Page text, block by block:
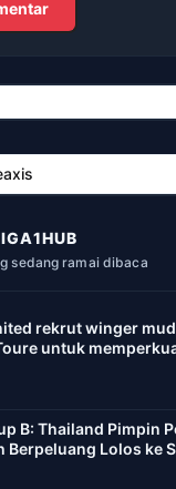
sedang ramai dibaca
rekrut winger
untuk
B: Thailand Pimpin
Berpeluang Lolos ke